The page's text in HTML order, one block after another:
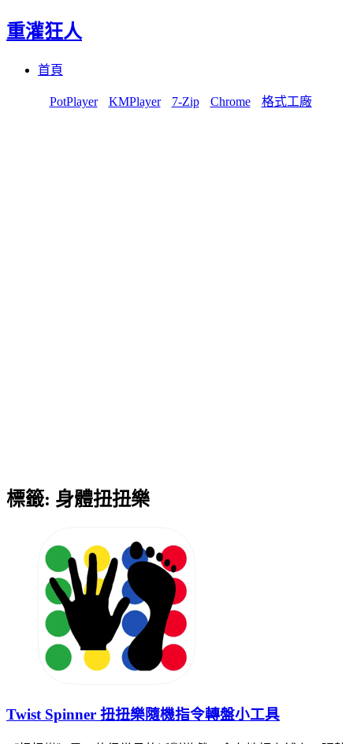
重灌狂人
首頁
PotPlayer KMPlayer 7-Zip Chrome 格式工廠
標籤: 身體扭扭樂
Twist Spinner 扭扭樂隨機指令轉盤小工具